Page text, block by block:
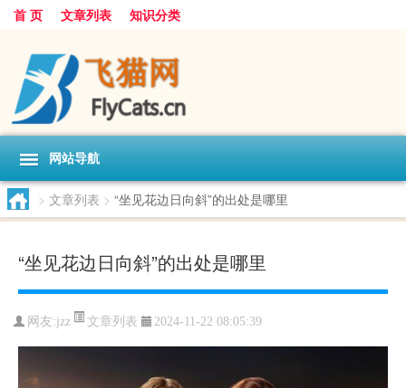
首 页 文章列表 知识分类
网站导航
> 文章列表 > “坐见花边日向斜”的出处是哪里
“坐见花边日向斜”的出处是哪里
网友:jzz 文章列表 2024-11-22 08:05:39